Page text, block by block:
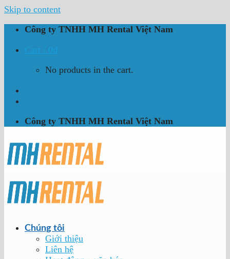
Skip to content
Công ty TNHH MH Rental Việt Nam
Cart / 0₫
No products in the cart.
Công ty TNHH MH Rental Việt Nam
Chúng tôi
Giới thiệu
Liên hệ